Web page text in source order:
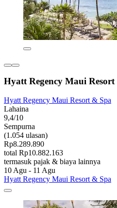
Hyatt Regency Maui
Hyatt Regency Maui Resort & Spa
Lahaina
9,4/10
Sempurna
(1.054 ulasan)
Rp8.289.890
total Rp10.882.163
termasuk pajak & biaya lainnya
10 Agu - 11 Agu
Hyatt Regency Maui Resort & Spa